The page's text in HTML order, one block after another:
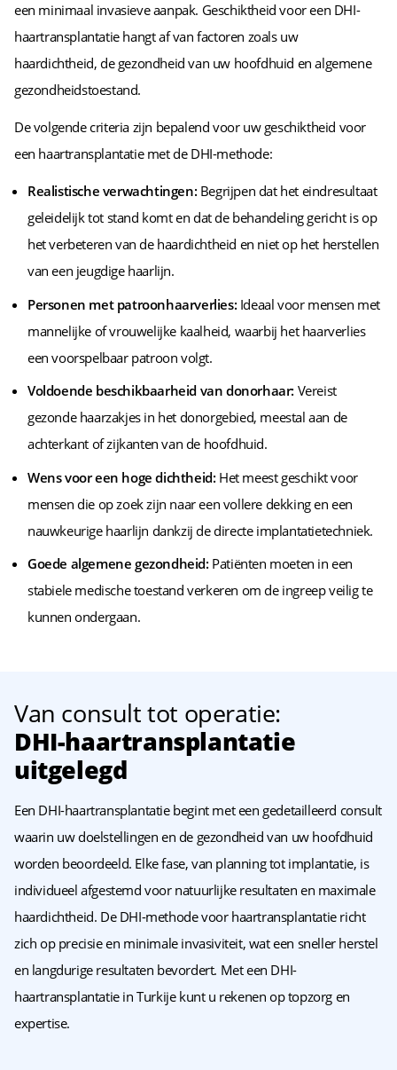
een minimaal invasieve aanpak. Geschiktheid voor een DHI-
haartransplantatie hangt af van factoren zoals uw
haardichtheid, de gezondheid van uw hoofdhuid en algemene
gezondheidstoestand.
De volgende criteria zijn bepalend voor uw geschiktheid voor
een haartransplantatie met de DHI-methode:
Realistische verwachtingen: Begrijpen dat het eindresultaat
geleidelijk tot stand komt en dat de behandeling gericht is op
het verbeteren van de haardichtheid en niet op het herstellen
van een jeugdige haarlijn.
Personen met patroonhaarverlies: Ideaal voor mensen met
mannelijke of vrouwelijke kaalheid, waarbij het haarverlies
een voorspelbaar patroon volgt.
Voldoende beschikbaarheid van donorhaar: Vereist
gezonde haarzakjes in het donorgebied, meestal aan de
achterkant of zijkanten van de hoofdhuid.
Wens voor een hoge dichtheid: Het meest geschikt voor
mensen die op zoek zijn naar een vollere dekking en een
nauwkeurige haarlijn dankzij de directe implantatietechniek.
Goede algemene gezondheid: Patiënten moeten in een
stabiele medische toestand verkeren om de ingreep veilig te
kunnen ondergaan.
Van consult tot operatie:
DHI-haartransplantatie
uitgelegd
Een DHI-haartransplantatie begint met een gedetailleerd consult
waarin uw doelstellingen en de gezondheid van uw hoofdhuid
worden beoordeeld. Elke fase, van planning tot implantatie, is
individueel afgestemd voor natuurlijke resultaten en maximale
haardichtheid. De DHI-methode voor haartransplantatie richt
zich op precisie en minimale invasiviteit, wat een sneller herstel
en langdurige resultaten bevordert. Met een DHI-
haartransplantatie in Turkije kunt u rekenen op topzorg en
expertise.